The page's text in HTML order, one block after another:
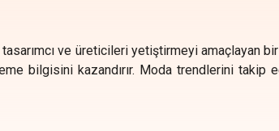
ve üreticileri yetiştirmeyi amaçlayan
bilgisini kazandırır. Moda trendlerini takip